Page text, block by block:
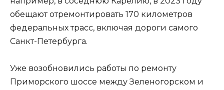
обещают отремонтировать 170 километров
федеральных трасс, включая дороги самого
Санкт-Петербурга.
Уже возобновились работы по ремонту
Приморского шоссе между Зеленогорском и